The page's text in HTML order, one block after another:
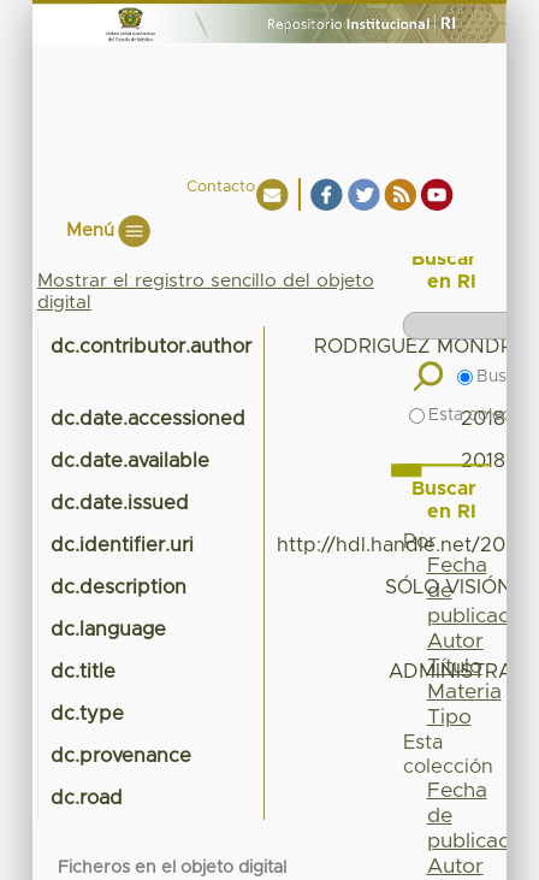
Contacto
Menú
Mostrar el registro sencillo del objeto
digital
dc.contributor.author RODRIGUEZ
dc.date.accessioned 2018-
dc.date.available 2018-
dc.date.issued
dc.identifier.uri http://hdl.handle.net/
dc.description SÓLO VISIÓN
dc.language
dc.title
dc.type
dc.provenance
dc.road
Ficheros en el objeto digital
Buscar
en RI
Buscar
Esta
Buscar
en RI
Por
Fecha
de
publicación
Autor
Título
Materia
Tipo
Esta
colección
Fecha
de
publicación
Autor